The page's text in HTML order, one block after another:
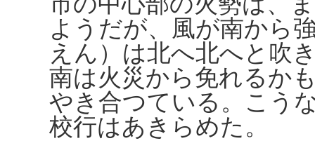
ようだが、風が南から
えん）は北へ北へと吹
南は火災から免れるか
やき合つている。こう
校行はあきらめた。